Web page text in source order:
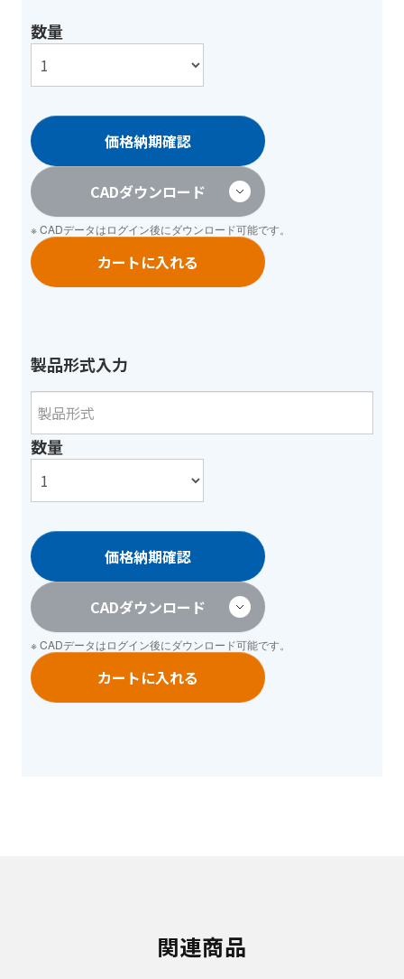
数量
価格納期確認
CADダウンロード
※ CADデータはログイン後にダウンロード可能です。
カートに入れる
製品形式入力
数量
価格納期確認
CADダウンロード
※ CADデータはログイン後にダウンロード可能です。
カートに入れる
関連商品